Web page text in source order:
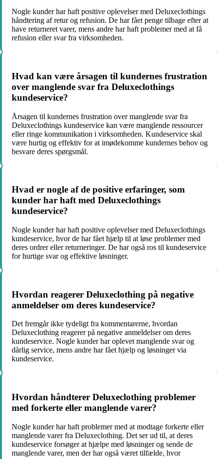
Nogle kunder har haft positive oplevelser med Deluxeclothings
håndtering af retur og refusion. De har fået penge tilbage efter at
have returneret varer, mens andre har haft problemer med at få
refusion eller svar fra virksomheden.
Hvad kan være årsagen til kundernes frustration
over manglende svar fra Deluxeclothings
kundeservice?
Årsagen til kundernes frustration over manglende svar fra
Deluxeclothings kundeservice kan være manglende ressourcer
eller ringe kommunikation i virksomheden. Kundeservice skal
være hurtig og effektiv for at imødekomme kundernes behov og
besvare deres spørgsmål.
Hvad er nogle af de positive erfaringer, som
kunder har haft med Deluxeclothings
kundeservice?
Nogle kunder har haft positive oplevelser med Deluxeclothings
kundeservice, hvor de har fået hjælp til at løse problemer med
deres ordrer eller returneringer. De har også ros til kundeservice
for hurtige svar og effektive løsninger.
Hvordan reagerer Deluxeclothing på negative
anmeldelser om deres kundeservice?
Det fremgår ikke tydeligt fra kommentarerne, hvordan
Deluxeclothing reagerer på negative anmeldelser om deres
kundeservice. Nogle kunder har oplevet manglende svar og
dårlig service, mens andre har fået hjælp og løsninger via
kundeservice.
Hvordan håndterer Deluxeclothing problemer
med forkerte eller manglende varer?
Nogle kunder har haft problemer med at modtage forkerte eller
manglende varer fra Deluxeclothing. Det ser ud til, at deres
kundeservice forsøger at hjælpe med løsninger og sende de
manglende varer, men der har også været tilfælde, hvor